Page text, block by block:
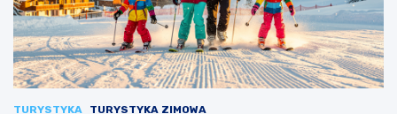
TURYSTYKA TURYSTYKA ZIMOWA